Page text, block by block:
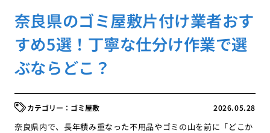
奈良県のゴミ屋敷片付け業者おす
すめ5選！丁寧な仕分け作業で選
ぶならどこ？
2026.05.28
ゴミ屋敷
奈良県内で、長年積み重なった不用品やゴミの山を前に「どこか